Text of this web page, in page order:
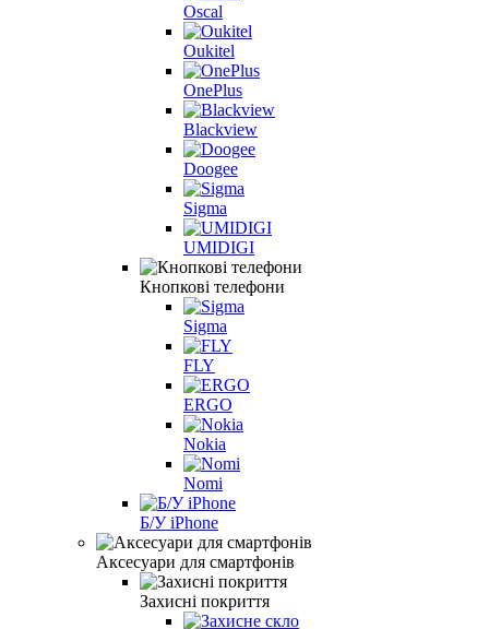
Oscal
Oukitel
OnePlus
Blackview
Doogee
Sigma
UMIDIGI
Кнопкові телефони
Sigma
FLY
ERGO
Nokia
Nomi
Б/У iPhone
Аксесуари для смартфонів
Захисні покриття